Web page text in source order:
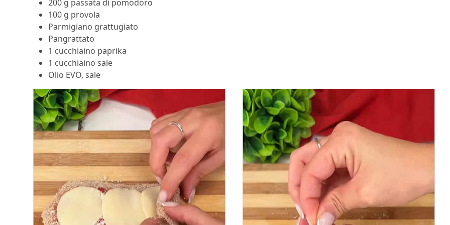
200 g passata di pomodoro
100 g provola
Parmigiano grattugiato
Pangrattato
1 cucchiaino paprika
1 cucchiaino sale
Olio EVO, sale